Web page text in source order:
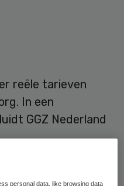
reële tarieven
In een
GGZ Nederland
onze leden
personal data, like browsing data